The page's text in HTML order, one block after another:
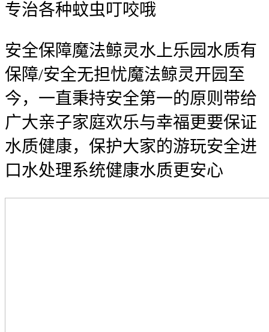
专治各种蚊虫叮咬哦
安全保障魔法鲸灵水上乐园水质有
保障/安全无担忧魔法鲸灵开园至
今，一直秉持安全第一的原则带给
广大亲子家庭欢乐与幸福更要保证
水质健康，保护大家的游玩安全进
口水处理系统健康水质更安心